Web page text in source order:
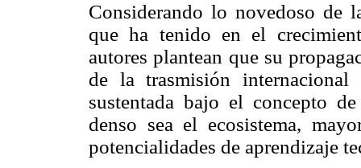
Considerando lo novedoso de
que ha tenido en el
autores plantean que su
de la trasmisión internacional
sustentada bajo el concepto
denso sea el ecosistema,
potencialidades de aprendizaje